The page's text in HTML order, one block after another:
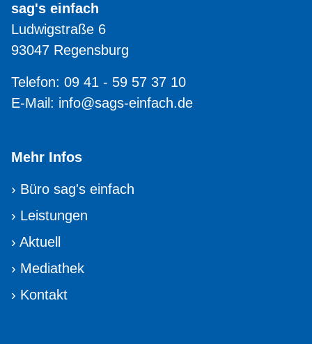
sag's einfach
Ludwigstraße 6
93047 Regensburg
Telefon: 09 41 - 59 57 37 10
E-Mail: info@sags-einfach.de
Mehr Infos
› Büro sag's einfach
› Leistungen
› Aktuell
› Mediathek
› Kontakt